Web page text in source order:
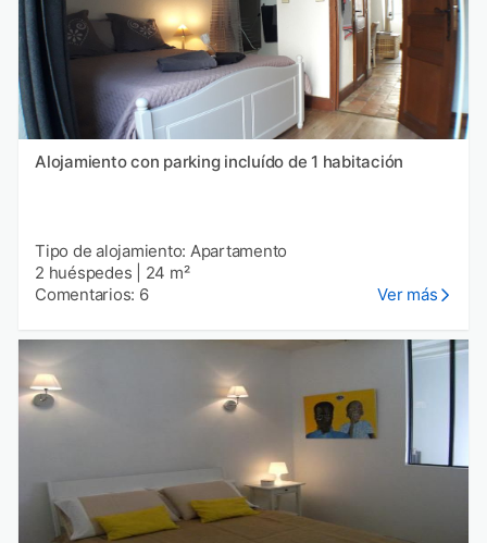
Alojamiento con parking incluído de 1 habitación
Tipo de alojamiento: Apartamento
2 huéspedes
24 m²
Comentarios: 6
Ver más